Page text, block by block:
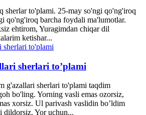
sherlar to'plami. 25-may so'ngi qo'ng'iroq
qo'ng'iroq barcha foydali ma'lumotlar.
ehtirom, Yuragimdan chiqar dil
ketishar...
sherlari to’plami
g'azallari sherlari to'plami taqdim
bo'ling. Yorning vasli emas ozorsiz,
xorsiz. Ul parivash vaslidin bo’ldim
dildorsiz. Yor uchun...